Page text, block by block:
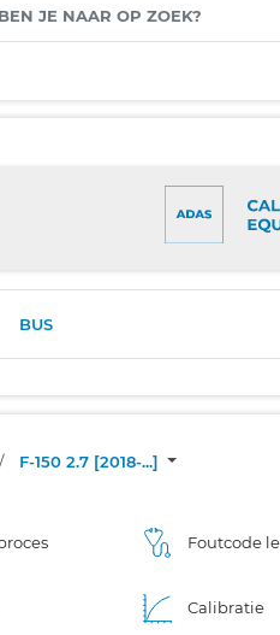
BUS
/ F-150 2.7 [2018-...]
Foutcode
Calibratie